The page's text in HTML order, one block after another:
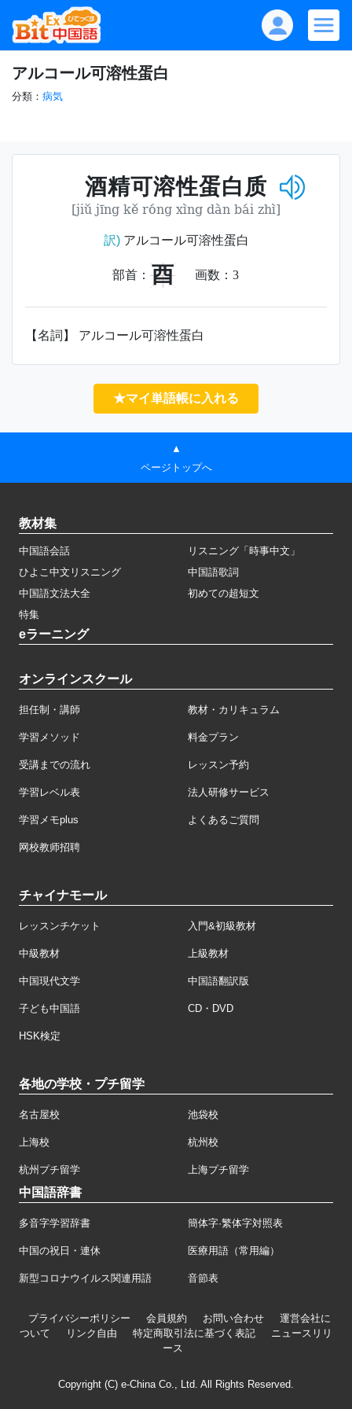
アルコール可溶性蛋白
分類： 病気
酒精可溶性蛋白质
[jiǔ jīng kě róng xìng dàn bái zhì]
訳)アルコール可溶性蛋白
部首： 酉 画数： 3
【名詞】 アルコール可溶性蛋白
★マイ単語帳に入れる
▲
ページトップへ
教材集
中国語会話
リスニング「時事中文」
ひよこ中文リスニング
中国語歌詞
中国語文法大全
初めての超短文
特集
eラーニング
オンラインスクール
担任制・講師 教材・カリキュラム
学習メソッド 料金プラン
受講までの流れ レッスン予約
学習レベル表 法人研修サービス
学習メモplus よくあるご質問
网校教师招聘
チャイナモール
レッスンチケット 入門&初級教材
中級教材 上級教材
中国現代文学 中国語翻訳版
子ども中国語 CD・DVD
HSK検定
各地の学校・プチ留学
名古屋校 池袋校
上海校 杭州校
杭州プチ留学 上海プチ留学
中国語辞書
多音字学習辞書 簡体字·繁体字対照表
中国の祝日・連休 医療用語（常用編）
新型コロナウイルス関連用語 音節表
プライバシーポリシー 会員規約 お問い合わせ
運営会社に
ついて
リンク自由 特定商取引法に基づく表記
ニュースリリ
ース
Copyright (C) e-China Co., Ltd. All Rights Reserved.